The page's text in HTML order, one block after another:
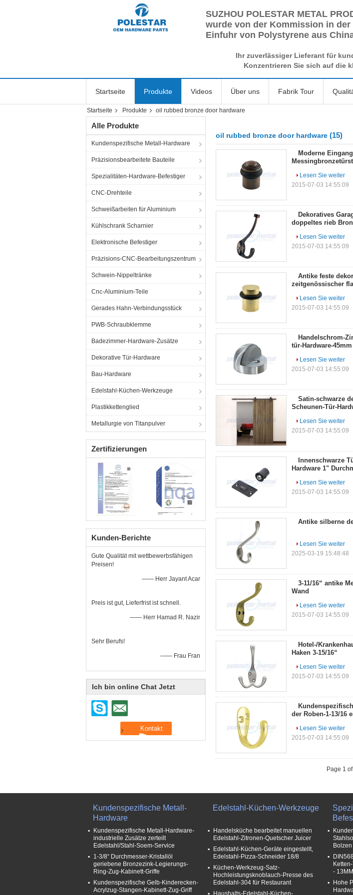
SUZHOU POLESTAR METAL
wurde von der Kommission in
Einfuhr von Polystyrene aus
Ihr zuverlässiger Lieferant für
Konzentrieren Sie sich auf die
Startseite Produkte Videos Über uns Fabrik Tour
Startseite Produkte oil rubbed bronze door hardware
Alle Produkte
Kundenspezifische Metall-Hardware
Präzisionsbearbeitete Bauteile
Spezialitäten-Hardware-Befestiger
CNC-Drehteile
Schweißarbeiten für Aluminium
Kühlschrank Scharnier
Elektronische Befestiger
Präzisions-CNC-Bearbeitungszentrum
Schwein-Nippeltränke
Cnc-Aluminium-Teile
Gerades Hahn-Verbindungsstück
PWB-Schraubklemme
Badezimmer-Hardware-Zusätze
Dekorative Tür-Hardware
Bau-Hardware
Edelstahl-Küchen-Werkzeuge
Plastikkettenglied
Metallurgie von Titanpulver
Zertifizierungen
Kunden-Berichte
Gute Qualität mit wettbewerbsfähigen
Preisen!
—— Herr Jayant Acar
Preis ist gut, Lieferfrist ist schnell.
—— Herr Hamad R. Nazir
Sehr Berufs!
—— Frau Fran
Ich bin online Chat Jetzt
oil rubbed bronze door hardware (15)
Moderne
Lesen Sie weiter
2015-07-03 14:55:09
Dekoratives
doppeltes rieb
Lesen Sie weiter
2015-07-03 14:55:09
Antike feste
zeitgenössischer
Lesen Sie weiter
2015-07-03 14:55:09
Handelschrom-
tür-Hardware-
Lesen Sie weiter
2015-07-03 14:55:09
Satin-schwarze
Scheunen-Tür-
Lesen Sie weiter
2015-07-03 14:55:09
Innenschwarze
Hardware 1"
Lesen Sie weiter
2015-07-03 14:55:09
Antike silberne
Lesen Sie weiter
2025-03-19 15:48:48
3-11/16“ antike
Wand
Lesen Sie weiter
2015-07-03 14:55:09
Hotel-/
Haken 3-15/16“
Lesen Sie weiter
2015-07-03 14:55:09
der Roben-1-13/16
Lesen Sie weiter
2015-07-03 14:55:09
Page 1
Kundenspezifische Metall-
Hardware
Kundenspezifische Metall-Hardware-
industrielle Zusätze zerteilt
Edelstahl/Stahl-Soem-Service
1-3/8“ Durchmesser-Kristallöl
geriebene Bronzezink-Legierungs-
Ring-Zug-Kabinett-Griffe
Kundenspezifische Gelb-Kinderecken-
Acrylzug-Stangen-Kabinett-Zug-Griff
Edelstahl-Küchen-Werkzeuge
Handelsküche bearbeitet manuellen
Edelstahl-Zitronen-Quetscher Juicer
Edelstahl-Küchen-Geräte eingestellt,
Edelstahl-Pizza-Schneider 18/8
Küchen-Werkzeug-Satz-
Hochleistungsknoblauch-Presse des
Edelstahl-304 für Restaurant
Haushalts-Edelstahl-Küchen-
- 13MM
Hohe